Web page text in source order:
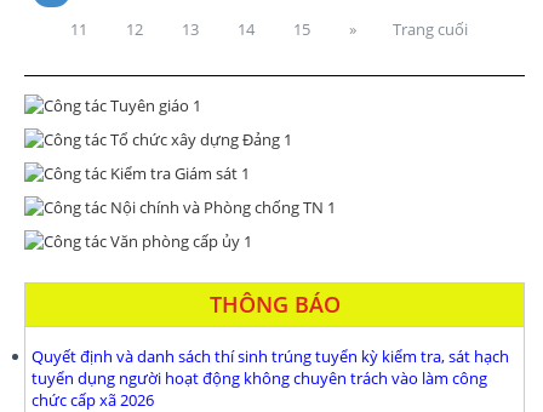
11
12 13 14 15 » Trang cuối
THÔNG BÁO
Quyết định và danh sách thí sinh trúng tuyển kỳ kiểm tra, sát hạch
tuyển dụng người hoạt động không chuyên trách vào làm công
chức cấp xã 2026